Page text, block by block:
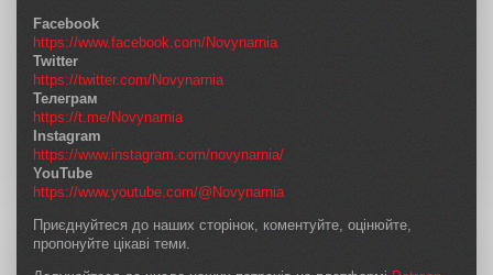
Facebook
https://www.facebook.com/Novynarnia
Twitter
https://twitter.com/Novynarnia
Телеграм
https://t.me/Novynarnia
Instagram
https://www.instagram.com/novynarnia/
YouTube
https://www.youtube.com/@Novynarnia
Приєднуйтеся до наших сторінок, коментуйте, оцінюйте,
пропонуйте цікаві теми.